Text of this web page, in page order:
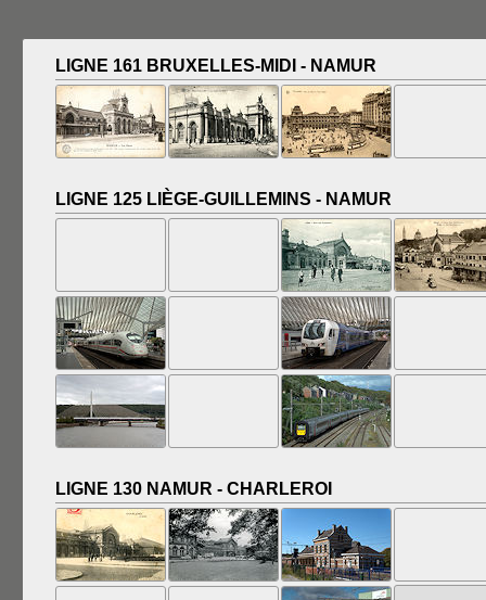
LIGNE 161 BRUXELLES-MIDI - NAMUR
LIGNE 125 LIÈGE-GUILLEMINS - NAMUR
LIGNE 130 NAMUR - CHARLEROI